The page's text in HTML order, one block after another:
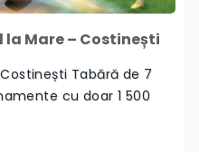
Mare – Costinești
Tabără de 7
cu doar 1 500